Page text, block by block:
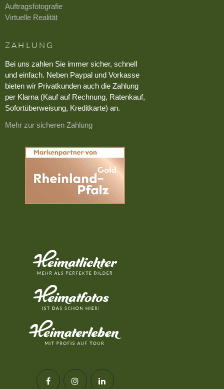
Auftragsfotografie
Virtuelle Realität
ZAHLUNG
Bei uns zahlen Sie immer sicher, schnell
und einfach. Neben Paypal und Vorkasse
bieten wir Privatkunden auch die Zahlung
per Klarna (Kauf auf Rechnung, Ratenkauf,
Sofortüberweisung, Kreditkarte) an.
Mehr zur sicheren Zahlung